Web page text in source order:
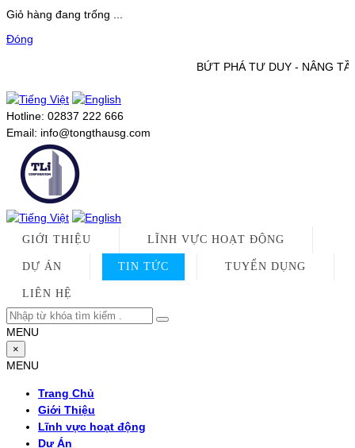
Giỏ hàng đang trống ...
Đóng
BỨT PHÁ TƯ DUY -
Hotline: 02837 222 666
Email: info@tongthausg.com
GIỚI THIỆU LĨNH VỰC HOẠT ĐỘNG
DỰ ÁN TIN TỨC TUYỂN DỤNG
LIÊN HỆ
MENU
×
MENU
Trang Chủ
Giới Thiệu
Lĩnh vực hoạt động
Dự Án